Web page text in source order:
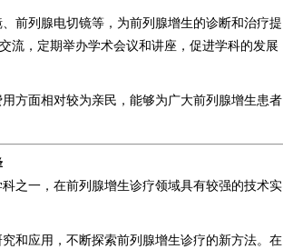
前列腺电切镜等，为前列腺增生的诊断和治疗提
流，定期举办学术会议和讲座，促进学科的发展
方面相对较为亲民，能够为广大前列腺增生患者
之一，在前列腺增生诊疗领域具有较强的技术实
和应用，不断探索前列腺增生诊疗的新方法。在